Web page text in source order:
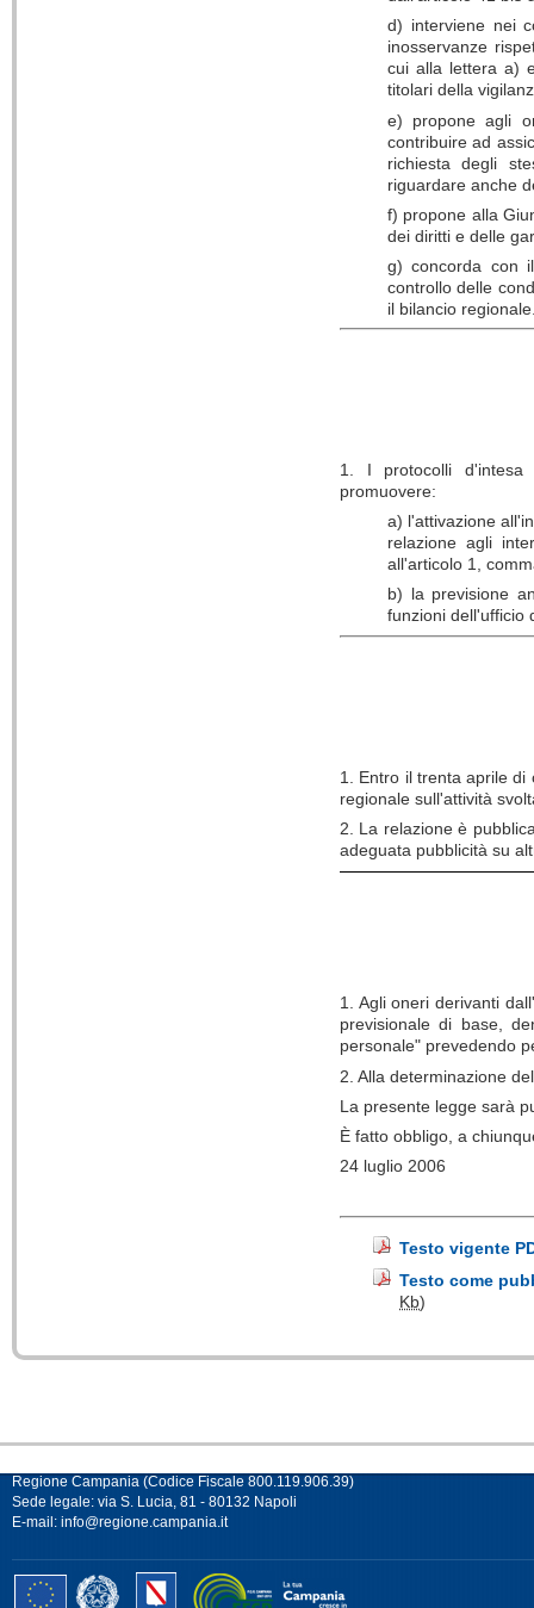
d) interviene nei
inosservanze
cui alla lettera a)
titolari della
e) propone agli
contribuire ad
richiesta degli
riguardare anche
f) propone alla
dei diritti e delle
g) concorda con
controllo delle
il bilancio
1. I protocolli d'intesa
promuovere:
a) l'attivazione
relazione agli
all'articolo 1,
b) la previsione
funzioni dell'ufficio
1. Entro il trenta aprile di
regionale sull'attività
2. La relazione è
adeguata pubblicità su
1. Agli oneri derivanti
previsionale di base,
personale" prevedendo
2. Alla determinazione
La presente legge sarà
È fatto obbligo, a
24 luglio 2006
Testo vigente
Testo come
Kb)
Regione Campania (Codice Fiscale 800.119.906.39)
Sede legale: via S. Lucia, 81 - 80132 Napoli
E-mail: info@regione.campania.it